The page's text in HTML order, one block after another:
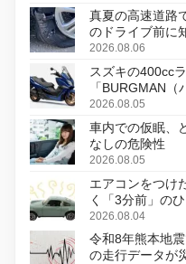
真夏の高速道路
のドライブ前に
2026.08.06
スズキの400cc
「BURGMAN
変更し、8月18日
2026.08.05
車内での仮眠、
なしの危険性
2026.08.05
エアコンをつけ
く「3分前」の
2026.08.04
令和8年熊本地
の走行データが